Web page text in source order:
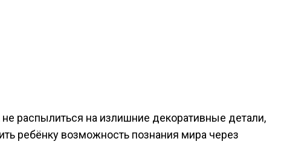
распылиться на излишние декоративные детали,
ребёнку возможность познания мира через